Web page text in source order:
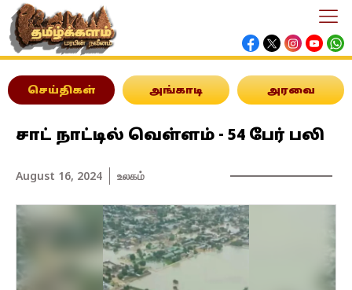
செய்திகள் அங்காடி அரவை
சாட் நாட்டில் வெள்ளம் - 54 பேர் பலி
August 16, 2024 உலகம்